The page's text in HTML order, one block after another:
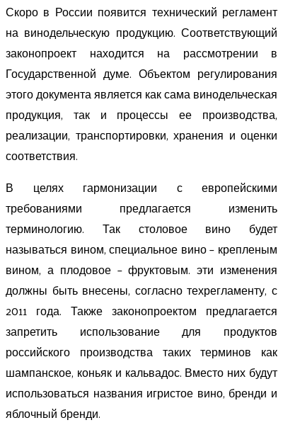
Скоро в России появится технический регламент
на винодельческую продукцию. Соответствующий
законопроект находится на рассмотрении в
Государственной думе. Объектом регулирования
этого документа является как сама винодельческая
продукция, так и процессы ее производства,
реализации, транспортировки, хранения и оценки
соответствия.
В целях гармонизации с европейскими
требованиями предлагается изменить
терминологию. Так столовое вино будет
называться вином, специальное вино – крепленым
вином, а плодовое – фруктовым. эти изменения
должны быть внесены, согласно техрегламенту, с
2011 года. Также законопроектом предлагается
запретить использование для продуктов
российского производства таких терминов как
шампанское, коньяк и кальвадос. Вместо них будут
использоваться названия игристое вино, бренди и
яблочный бренди.